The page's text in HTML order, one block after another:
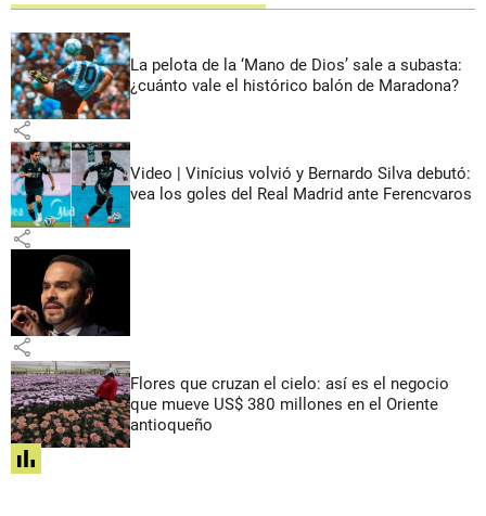
La pelota de la ‘Mano de Dios’ sale a subasta:
¿cuánto vale el histórico balón de Maradona?
share
Video | Vinícius volvió y Bernardo Silva debutó:
vea los goles del Real Madrid ante Ferencvaros
share
share
Flores que cruzan el cielo: así es el negocio
que mueve US$ 380 millones en el Oriente
antioqueño
share